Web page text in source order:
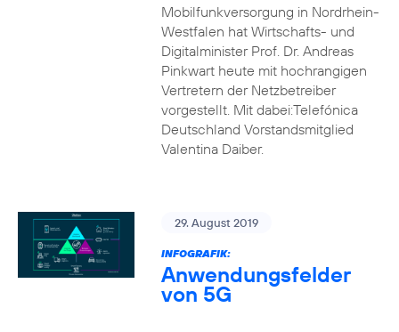
Mobilfunkversorgung in Nordrhein-
Westfalen hat Wirtschafts- und
Digitalminister Prof. Dr. Andreas
Pinkwart heute mit hochrangigen
Vertretern der Netzbetreiber
vorgestellt. Mit dabei:Telefónica
Deutschland Vorstandsmitglied
Valentina Daiber.
29. August 2019
INFOGRAFIK:
Anwendungsfelder
von 5G